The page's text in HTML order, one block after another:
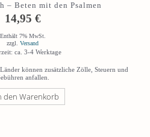
– Beten mit den Psalmen
14,95 €
Enthält 7% MwSt.
zzgl. Versand
ca. 3-4 Werktage
können zusätzliche Zölle, Steuern und
anfallen.
den Warenkorb